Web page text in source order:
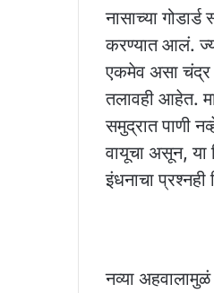
नासाच्या
करण्यात आलं.
एकमेव असा चंद्र
तलावही आहेत.
समुद्रात पाणी
वायूचा असून, या
इंधनाचा
नव्या